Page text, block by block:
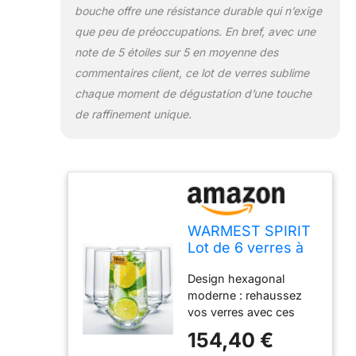
verre épais garantit
qu'ils sont plus
robustes et plus
résistants que les
au lave-vaisselle et
facile à entretenir :
vaisselle qui résistent
au trouble et aux
rayures. Conçus pour
une brillance durable, ils
brillance lavage après
lavage.
bouche offre une résistance durable qui n’exige
que peu de préoccupations. En bref, avec une
note de 5 étoiles sur 5 en moyenne des
commentaires client, ce lot de verres sublime
chaque moment de dégustation d’une touche
de raffinement unique.
WARMEST SPIRIT
Lot de 6 verres à
- Design
hexagonal - Verre
à bière de 473,6 g
et verre Highball -
Modernes pour
Design hexagonal
moderne : rehaussez
vos verres avec ces
473,6 g, dotés d'une
154,40 €